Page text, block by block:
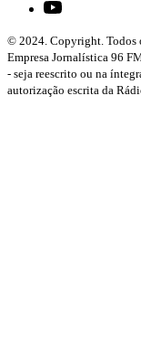
© 2024. Copyright. Todos
Empresa Jornalística 96
- seja reescrito ou na
autorização escrita da